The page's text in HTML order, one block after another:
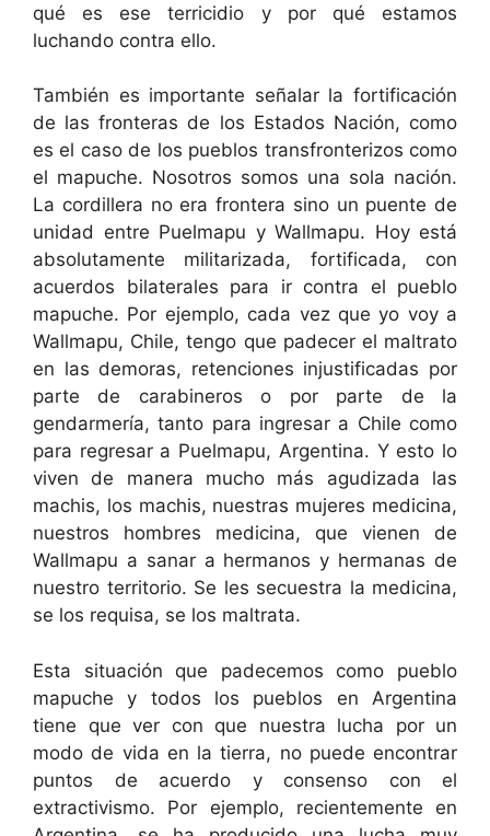
qué es ese terricidio y por qué estamos
luchando contra ello.
También es importante señalar la fortificación
de las fronteras de los Estados Nación, como
es el caso de los pueblos transfronterizos como
el mapuche. Nosotros somos una sola nación.
La cordillera no era frontera sino un puente de
unidad entre Puelmapu y Wallmapu. Hoy está
absolutamente militarizada, fortificada, con
acuerdos bilaterales para ir contra el pueblo
mapuche. Por ejemplo, cada vez que yo voy a
Wallmapu, Chile, tengo que padecer el maltrato
en las demoras, retenciones injustificadas por
parte de carabineros o por parte de la
gendarmería, tanto para ingresar a Chile como
para regresar a Puelmapu, Argentina. Y esto lo
viven de manera mucho más agudizada las
machis, los machis, nuestras mujeres medicina,
nuestros hombres medicina, que vienen de
Wallmapu a sanar a hermanos y hermanas de
nuestro territorio. Se les secuestra la medicina,
se los requisa, se los maltrata.
Esta situación que padecemos como pueblo
mapuche y todos los pueblos en Argentina
tiene que ver con que nuestra lucha por un
modo de vida en la tierra, no puede encontrar
puntos de acuerdo y consenso con el
extractivismo. Por ejemplo, recientemente en